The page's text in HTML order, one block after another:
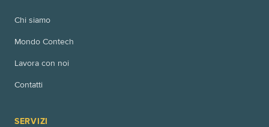
Chi siamo
Mondo Contech
Lavora con noi
Contatti
SERVIZI